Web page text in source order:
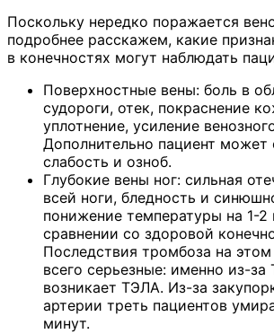
Поскольку нередко поражается
подробнее расскажем, какие
в конечностях могут наблюдать
Поверхностные вены: боль в
судороги, отек, покраснение
уплотнение, усиление
Дополнительно пациент
слабость и озноб.
Глубокие вены ног: сильная
всей ноги, бледность и
понижение температуры на 1-2
сравнении со здоровой
Последствия тромбоза на
всего серьезные: именно из-за
возникает ТЭЛА. Из-за
артерии треть пациентов
минут.